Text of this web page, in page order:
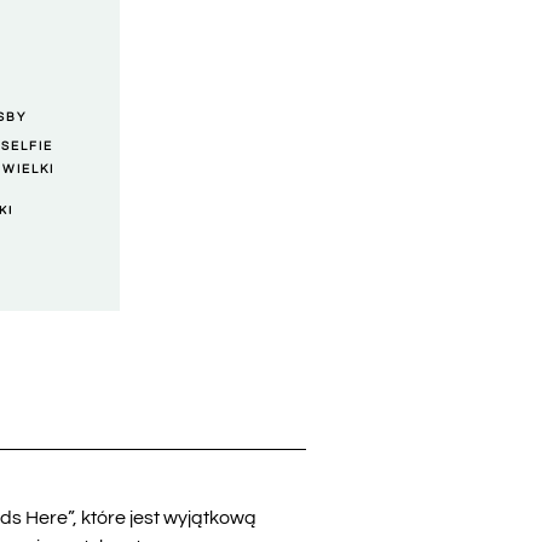
SELFIE
WIELKI
Here”, które jest wyjątkową